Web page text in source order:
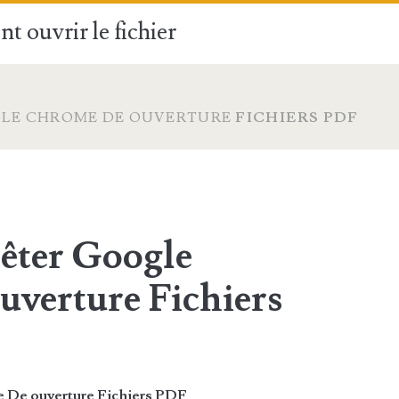
ouvrir le fichier
CHROME DE OUVERTURE FICHIERS PDF
Google
Fichiers
De ouvertureFichiers PDF